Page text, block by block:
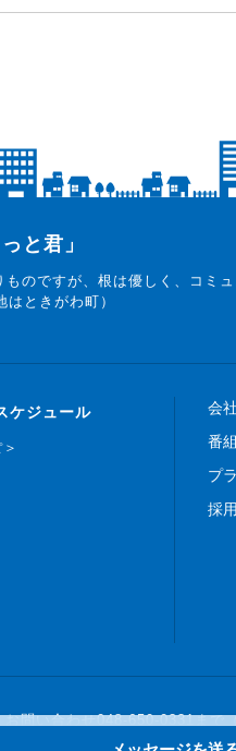
と君」
のですが、根は優しく、コミ
ときがわ町）
ケジュール 会
番
プ
採
問い合わせ048-650-0331まで